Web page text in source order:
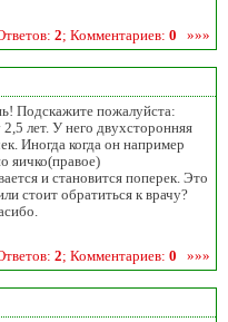
2; Комментариев: 0 »»»
Подскажите пожалуйста:
лет. У него двухсторонняя
Иногда когда он например
яичко(правое)
и становится поперек. Это
стоит обратиться к врачу?
2; Комментариев: 0 »»»